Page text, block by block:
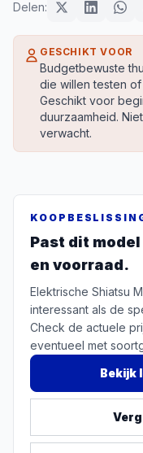
Delen:
GESCHIKT VOOR
Budgetbewuste
die willen testen
Geschikt voor
duurzaamheid.
verwacht.
Past dit
en voorraad.
Elektrische Shiatsu
interessant als de
Check de actuele
eventueel met
Bekijk